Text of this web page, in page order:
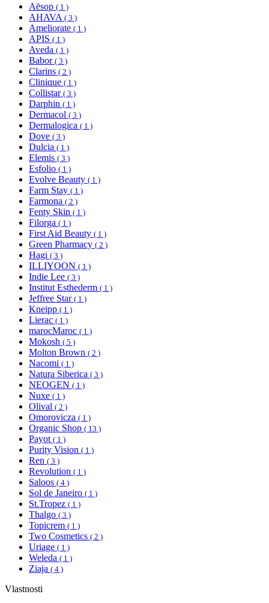
Aēsop ( 1 )
AHAVA ( 3 )
Ameliorate ( 1 )
APIS ( 1 )
Aveda ( 1 )
Babor ( 3 )
Clarins ( 2 )
Clinique ( 1 )
Collistar ( 3 )
Darphin ( 1 )
Dermacol ( 3 )
Dermalogica ( 1 )
Dove ( 3 )
Dulcia ( 1 )
Elemis ( 3 )
Esfolio ( 1 )
Evolve Beauty ( 1 )
Farm Stay ( 1 )
Farmona ( 2 )
Fenty Skin ( 1 )
Filorga ( 1 )
First Aid Beauty ( 1 )
Green Pharmacy ( 2 )
Hagi ( 3 )
ILLIYOON ( 1 )
Indie Lee ( 3 )
Institut Esthederm ( 1 )
Jeffree Star ( 1 )
Kneipp ( 1 )
Lierac ( 1 )
marocMaroc ( 1 )
Mokosh ( 5 )
Molton Brown ( 2 )
Nacomi ( 1 )
Natura Siberica ( 3 )
NEOGEN ( 1 )
Nuxe ( 1 )
Olival ( 2 )
Omorovicza ( 1 )
Organic Shop ( 13 )
Payot ( 1 )
Purity Vision ( 1 )
Ren ( 3 )
Revolution ( 1 )
Saloos ( 4 )
Sol de Janeiro ( 1 )
St.Tropez ( 1 )
Thalgo ( 3 )
Topicrem ( 1 )
Two Cosmetics ( 2 )
Uriage ( 1 )
Weleda ( 1 )
Ziaja ( 4 )
Vlastnosti